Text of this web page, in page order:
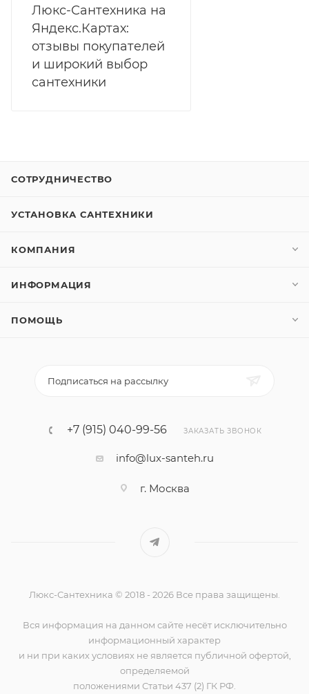
Люкс-Сантехника на
Яндекс.Картах:
отзывы покупателей
и широкий выбор
сантехники
СОТРУДНИЧЕСТВО
УСТАНОВКА САНТЕХНИКИ
КОМПАНИЯ
ИНФОРМАЦИЯ
ПОМОЩЬ
Подписаться на рассылку
+7 (915) 040-99-56 ЗАКАЗАТЬ ЗВОНОК
info@lux-santeh.ru
г. Москва
Люкс-Сантехника © 2018 - 2026 Все права защищены.
Вся информация на данном сайте несёт исключительно
информационный характер
и ни при каких условиях не является публичной офертой,
определяемой
положениями Статьи 437 (2) ГК РФ.